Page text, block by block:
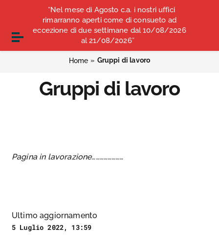
Vai ai contenuti
Vai al menu di navigazione
Vai al footer
COMUNICATI STAMPA ALBO OPI ANCONA
CONVENZIONI
Attiva / disattiva la navigazione
Home » Gruppi di lavoro
Gruppi di lavoro
Pagina in lavorazione……………………
Ultimo aggiornamento
5 Luglio 2022, 13:59
“Nel mese di Agosto c.a. i nostri uffici
rimarranno aperti come di consueto ad
eccezione di due settimane dal 10/08/2026
al 21/08/2026”